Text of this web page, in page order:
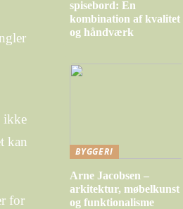
ikke
kan
for
spisebord: En
kombination af kvalitet
og håndværk
BYGGERI
Arne Jacobsen –
arkitektur, møbelkunst
og funktionalisme